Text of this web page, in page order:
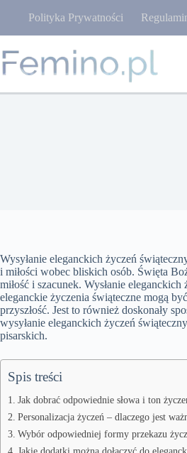
Polityka Prywatności
Wysyłanie eleganckich życzeń
i miłości wobec bliskich osób. Święta
miłość i szacunek. Wysłanie
eleganckie życzenia świąteczne mogą
przyszłość. Jest to również doskonały
wysyłanie eleganckich życzeń
pisarskich.
Spis treści
Jak dobrać odpowiednie słowa i ton
Personalizacja życzeń – dlaczego jest
Wybór odpowiedniej formy przekazu